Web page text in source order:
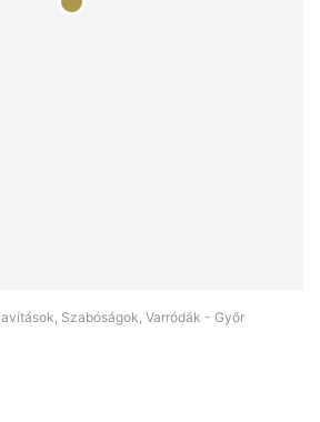
Szabóságok, Varródák - Győr